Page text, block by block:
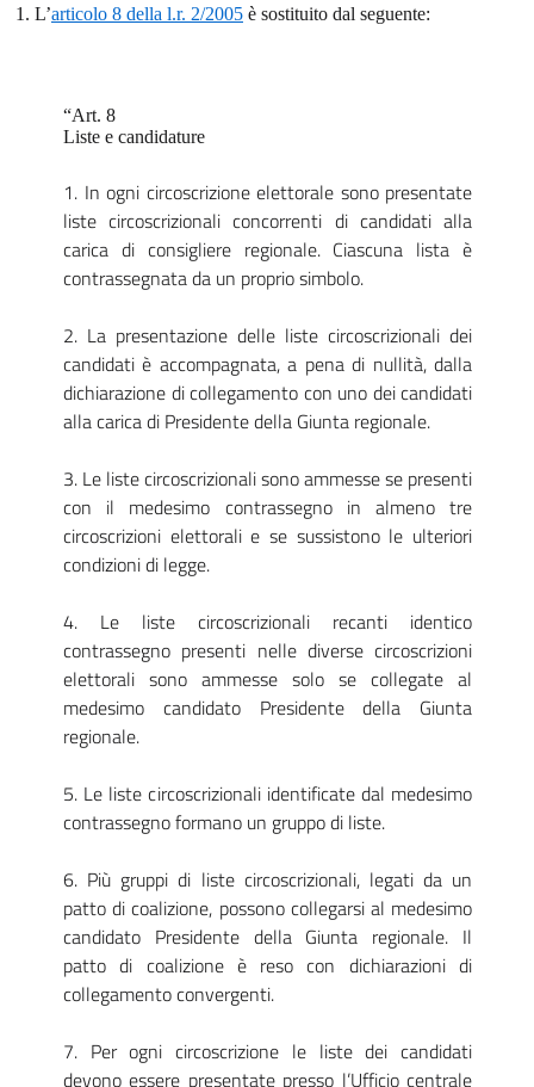
1. L’articolo 8 della l.r. 2/2005 è sostituito dal seguente:
“Art. 8
Liste e candidature
1. In ogni circoscrizione elettorale sono presentate
liste circoscrizionali concorrenti di candidati alla
carica di consigliere regionale. Ciascuna lista è
contrassegnata da un proprio simbolo.
2. La presentazione delle liste circoscrizionali dei
candidati è accompagnata, a pena di nullità, dalla
dichiarazione di collegamento con uno dei candidati
alla carica di Presidente della Giunta regionale.
3. Le liste circoscrizionali sono ammesse se presenti
con il medesimo contrassegno in almeno tre
circoscrizioni elettorali e se sussistono le ulteriori
condizioni di legge.
4. Le liste circoscrizionali recanti identico
contrassegno presenti nelle diverse circoscrizioni
elettorali sono ammesse solo se collegate al
medesimo candidato Presidente della Giunta
regionale.
5. Le liste circoscrizionali identificate dal medesimo
contrassegno formano un gruppo di liste.
6. Più gruppi di liste circoscrizionali, legati da un
patto di coalizione, possono collegarsi al medesimo
candidato Presidente della Giunta regionale. Il
patto di coalizione è reso con dichiarazioni di
collegamento convergenti.
7. Per ogni circoscrizione le liste dei candidati
devono essere presentate presso l’Ufficio centrale